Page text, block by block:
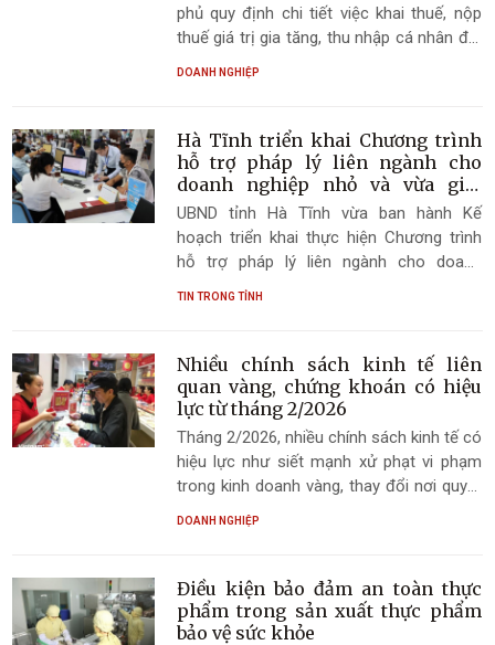
phủ quy định chi tiết việc khai thuế, nộp
thuế giá trị gia tăng, thu nhập cá nhân đối
DOANH NGHIỆP
Hà Tĩnh triển khai Chương trình
hỗ trợ pháp lý liên ngành cho
doanh nghiệp nhỏ và vừa giai
đoạn 2026–2030
UBND tỉnh Hà Tĩnh vừa ban hành Kế
hoạch triển khai thực hiện Chương trình
hỗ trợ pháp lý liên ngành cho doanh
nghiệp nhỏ và vừa (DNNVV), hộ kinh
TIN TRONG TỈNH
Nhiều chính sách kinh tế liên
quan vàng, chứng khoán có hiệu
lực từ tháng 2/2026
Tháng 2/2026, nhiều chính sách kinh tế có
hiệu lực như siết mạnh xử phạt vi phạm
trong kinh doanh vàng, thay đổi nơi quyết
DOANH NGHIỆP
Điều kiện bảo đảm an toàn thực
phẩm trong sản xuất thực phẩm
bảo vệ sức khỏe